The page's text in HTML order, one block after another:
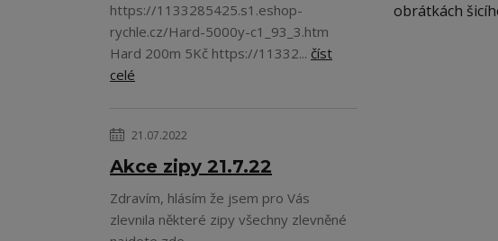
obrátkách
https://1133285425.s1.eshop-
rychle.cz/Hard-5000y-c1_93_3.htm
Hard 200m 5Kč https://11332... číst
celé
21.07.2022
Akce zipy 21.7.22
Zdravím, hlásím že jsem pro Vás
zlevnila některé zipy všechny zlevněné